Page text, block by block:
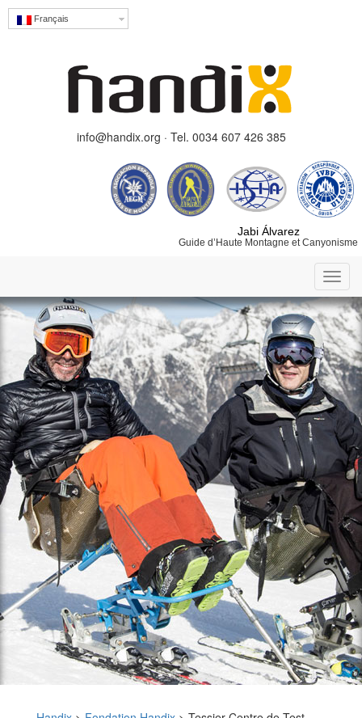
Français
info@handix.org · Tel. 0034 607 426 385
Jabi Álvarez
Guide d’Haute Montagne et Canyonisme